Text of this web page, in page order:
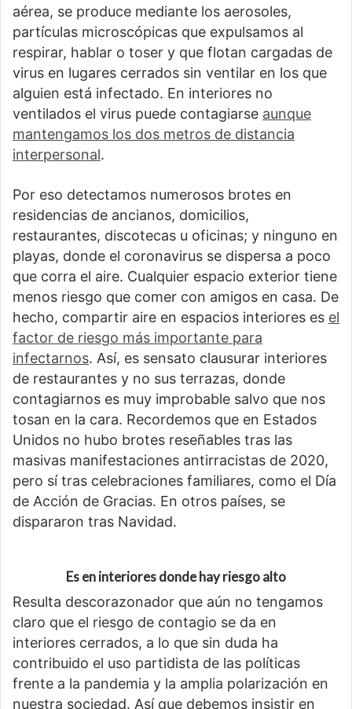
aérea, se produce mediante los aerosoles,
partículas microscópicas que expulsamos al
respirar, hablar o toser y que flotan cargadas de
virus en lugares cerrados sin ventilar en los que
alguien está infectado. En interiores no
ventilados el virus puede contagiarse aunque
mantengamos los dos metros de distancia
interpersonal.
Por eso detectamos numerosos brotes en
residencias de ancianos, domicilios,
restaurantes, discotecas u oficinas; y ninguno en
playas, donde el coronavirus se dispersa a poco
que corra el aire. Cualquier espacio exterior tiene
menos riesgo que comer con amigos en casa. De
hecho, compartir aire en espacios interiores es el
factor de riesgo más importante para
infectarnos. Así, es sensato clausurar interiores
de restaurantes y no sus terrazas, donde
contagiarnos es muy improbable salvo que nos
tosan en la cara. Recordemos que en Estados
Unidos no hubo brotes reseñables tras las
masivas manifestaciones antirracistas de 2020,
pero sí tras celebraciones familiares, como el Día
de Acción de Gracias. En otros países, se
dispararon tras Navidad.
Es en interiores donde hay riesgo alto
Resulta descorazonador que aún no tengamos
claro que el riesgo de contagio se da en
interiores cerrados, a lo que sin duda ha
contribuido el uso partidista de las políticas
frente a la pandemia y la amplia polarización en
nuestra sociedad. Así que debemos insistir en